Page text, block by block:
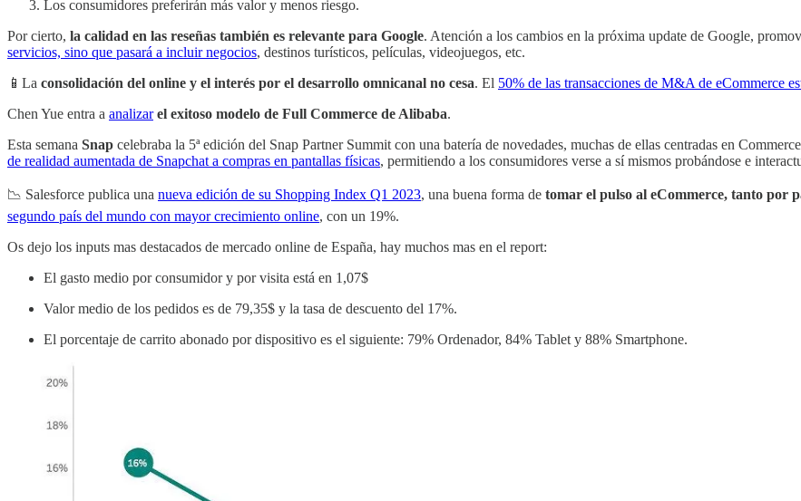
Los consumidores preferirán más valor y menos riesgo.
Por cierto, la calidad en las reseñas también es relevante para Google. Atención a los cambios en la próxima update de Google,
servicios, sino que pasará a incluir negocios, destinos turísticos, películas, videojuegos, etc.
📱La consolidación del online y el interés por el desarrollo omnicanal no cesa. El 50% de las transacciones de M&A de eCommerce
Chen Yue entra a analizar el exitoso modelo de Full Commerce de Alibaba.
Esta semana Snap celebraba la 5ª edición del Snap Partner Summit con una batería de novedades, muchas de ellas centradas en
de realidad aumentada de Snapchat a compras en pantallas físicas, permitiendo a los consumidores verse a sí mismos probándose e
📉 Salesforce publica una nueva edición de su Shopping Index Q1 2023, una buena forma de tomar el pulso al eCommerce, tanto por
segundo país del mundo con mayor crecimiento online, con un 19%.
Os dejo los inputs mas destacados de mercado online de España, hay muchos mas en el report:
El gasto medio por consumidor y por visita está en 1,07$
Valor medio de los pedidos es de 79,35$ y la tasa de descuento del 17%.
El porcentaje de carrito abonado por dispositivo es el siguiente: 79% Ordenador, 84% Tablet y 88% Smartphone.